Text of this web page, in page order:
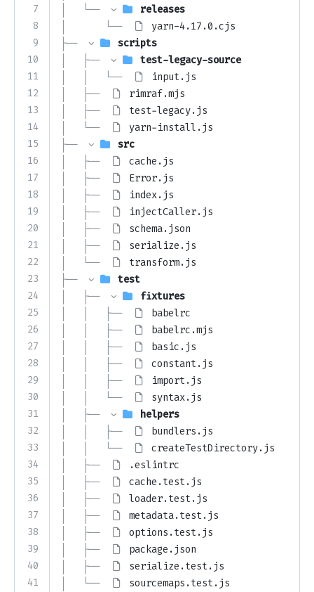
7
8
9
10
11
12
13
14
15
16
17
18
19
20
21
22
23
24
25
26
27
28
29
30
31
32
33
34
35
36
37
38
39
40
41
│   └──
releases
│       └──
yarn-4.17.0.cjs
├──
scripts
│   ├──
test-legacy-source
│   │   └──
input.js
│   ├──
rimraf.mjs
│   ├──
test-legacy.js
│   └──
yarn-install.js
├──
src
│   ├──
cache.js
│   ├──
Error.js
│   ├──
index.js
│   ├──
injectCaller.js
│   ├──
schema.json
│   ├──
serialize.js
│   └──
transform.js
├──
test
│   ├──
fixtures
│   │   ├──
babelrc
│   │   ├──
babelrc.mjs
│   │   ├──
basic.js
│   │   ├──
constant.js
│   │   ├──
import.js
│   │   └──
syntax.js
│   ├──
helpers
│   │   ├──
bundlers.js
│   │   └──
createTestDirectory.js
│   ├──
.eslintrc
│   ├──
cache.test.js
│   ├──
loader.test.js
│   ├──
metadata.test.js
│   ├──
options.test.js
│   ├──
package.json
│   ├──
serialize.test.js
│   └──
sourcemaps.test.js